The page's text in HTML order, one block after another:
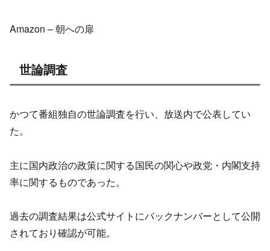
Amazon – 朝への扉
世論調査
かつて番組独自の世論調査を行い、放送内で公表してい
た。
主に国内政治の政策に関する国民の関心や政党・内閣支持
率に関するものであった。
過去の調査結果は公式サイトにバックナンバーとして公開
されており確認が可能。